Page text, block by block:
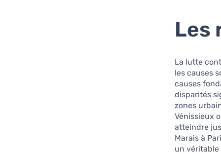
Les
La lutte
les causes
causes
disparités
zones
Vénissieux
atteindre
Marais à
un véritable